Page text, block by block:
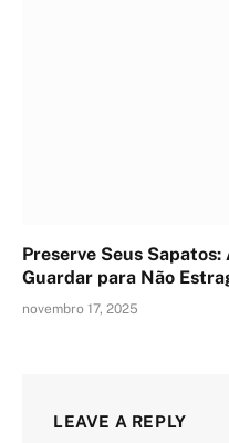
Preserve Seus
Guardar para Não
novembro 17, 2025
LEAVE A REPLY